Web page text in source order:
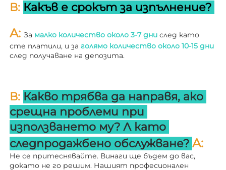
В: Какъв е срокът за изпълнение?
A: За малко количество около 3-7 дни след като
сте платили, и за
след получаване на депозита.
В: Какво трябва да направя, ако
срещна проблеми при
използването му? Л като
следпродажбено обслужване?
Не се притеснявайте. Винаги ще бъдем до вас,